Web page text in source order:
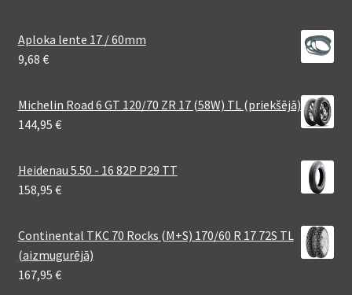
Aploka lente 17 / 60mm
9,68 €
Michelin Road 6 GT 120/70 ZR 17 (58W) TL (priekšējā)
144,95 €
Heidenau 5.50 - 16 82P P29 TT
158,95 €
Continental TKC 70 Rocks (M+S) 170/60 R 17 72S TL
(aizmugurējā)
167,95 €